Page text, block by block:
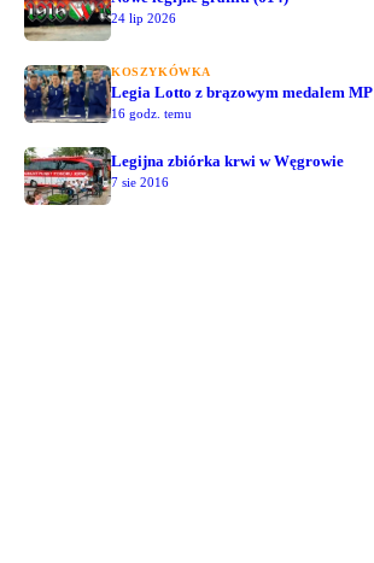
24 lip 2026
KOSZYKÓWKA
Legia Lotto z brązowym medalem MP
16 godz. temu
Legijna zbiórka krwi w Węgrowie
7 sie 2016